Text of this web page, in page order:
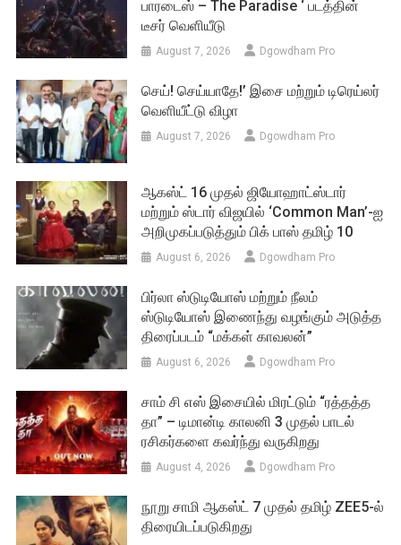
பாரடைஸ் – The Paradise ‘ படத்தின்
டீசர் வெளியீடு
August 7, 2026 Dgowdham Pro
செய்! செய்யாதே!’ இசை மற்றும் டிரெய்லர்
வெளியீட்டு விழா
August 7, 2026 Dgowdham Pro
ஆகஸ்ட் 16 முதல் ஜியோஹாட்ஸ்டார்
மற்றும் ஸ்டார் விஜயில் ‘Common Man’-ஐ
அறிமுகப்படுத்தும் பிக் பாஸ் தமிழ் 10
August 6, 2026 Dgowdham Pro
பிர்லா ஸ்டுடியோஸ் மற்றும் நீலம்
ஸ்டுடியோஸ் இணைந்து வழங்கும் அடுத்த
திரைப்படம் “மக்கள் காவலன்”
August 6, 2026 Dgowdham Pro
சாம் சி எஸ் இசையில் மிரட்டும் “ரத்தத்த
தா” – டிமான்டி காலனி 3 முதல் பாடல்
ரசிகர்களை கவர்ந்து வருகிறது
August 4, 2026 Dgowdham Pro
நூறு சாமி ஆகஸ்ட் 7 முதல் தமிழ் ZEE5-ல்
திரையிடப்படுகிறது